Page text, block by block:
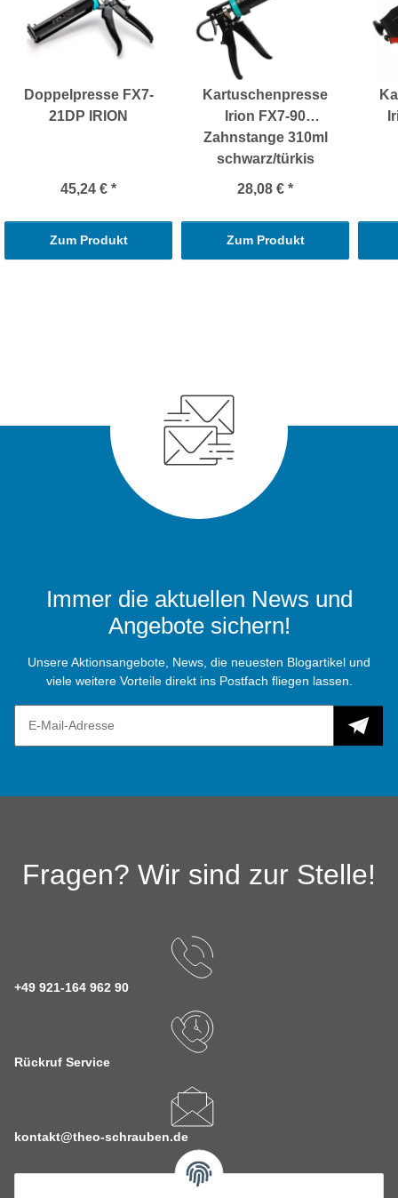
Doppelpresse FX7-
21DP IRION
45,24 € *
Zum Produkt
Kartuschenpresse
Irion FX7-90
Zahnstange 310ml
schwarz/türkis
28,08 € *
Zum Produkt
Immer die aktuellen News und
Angebote sichern!
Unsere Aktionsangebote, News, die neuesten Blogartikel und
viele weitere Vorteile direkt ins Postfach fliegen lassen.
Fragen? Wir sind zur Stelle!
+49 921-164 962 90
Rückruf Service
kontakt@theo-schrauben.de